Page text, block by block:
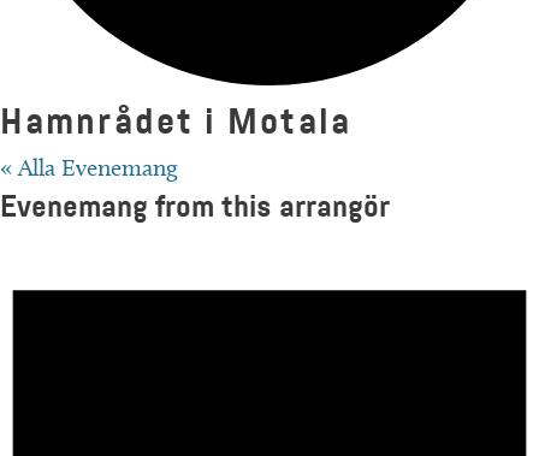
Hamnrådet i Motala
« Alla Evenemang
Evenemang from this arrangör